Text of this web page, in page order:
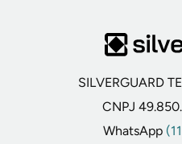
SILVERGUARD
CNPJ
WhatsApp